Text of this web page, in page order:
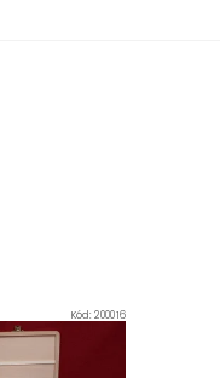
Kód:200016